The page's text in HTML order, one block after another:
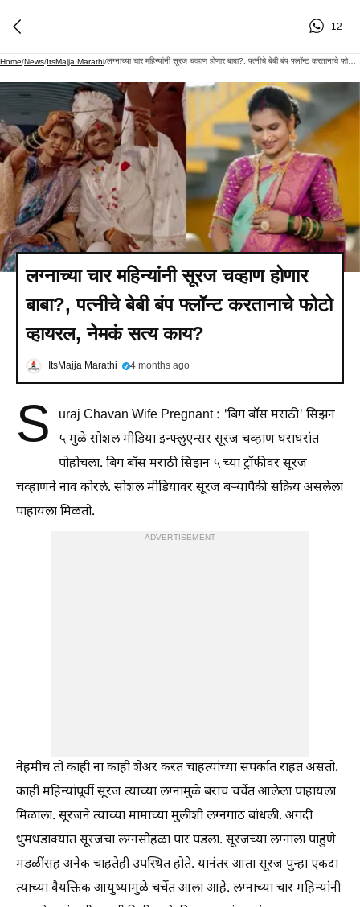
12
Home/News/ItsMajja Marathi/ लग्नाच्या चार महिन्यांनी सूरज चव्हाण होणार बाबा?, पत्नीचे बेबी बंप फ्लॉन्ट करतानाचे फोटो व्हायरल, नेमकं सत्य काय?
लग्नाच्या चार महिन्यांनी सूरज चव्हाण होणार
बाबा?, पत्नीचे बेबी बंप फ्लॉन्ट करतानाचे फोटो
व्हायरल, नेमकं सत्य काय?
ItsMajja Marathi 4 months ago
S
uraj Chavan Wife Pregnant : 'बिग बॉस मराठी' सिझन
५ मुळे सोशल मीडिया इन्फ्लुएन्सर सूरज चव्हाण घराघरांत
पोहोचला. बिग बॉस मराठी सिझन ५ च्या ट्रॉफीवर सूरज
चव्हाणने नाव कोरले. सोशल मीडियावर सूरज बऱ्यापैकी सक्रिय असलेला
पाहायला मिळतो.
ADVERTISEMENT
नेहमीच तो काही ना काही शेअर करत चाहत्यांच्या संपर्कात राहत असतो.
काही महिन्यांपूर्वी सूरज त्याच्या लग्नामुळे बराच चर्चेत आलेला पाहायला
मिळाला. सूरजने त्याच्या मामाच्या मुलीशी लग्नगाठ बांधली. अगदी
धुमधडाक्यात सूरजचा लग्नसोहळा पार पडला. सूरजच्या लग्नाला पाहुणे
मंडळींसह अनेक चाहतेही उपस्थित होते. यानंतर आता सूरज पुन्हा एकदा
त्याच्या वैयक्तिक आयुष्यामुळे चर्चेत आला आहे. लग्नाच्या चार महिन्यांनी